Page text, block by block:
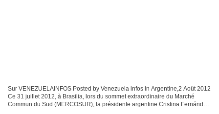
Sur VENEZUELAINFOS Posted by Venezuela infos in Argentine,2 Août 2012
Ce 31 juillet 2012, à Brasilia, lors du sommet extraordinaire du Marché
Commun du Sud (MERCOSUR), la présidente argentine Cristina Fernández,